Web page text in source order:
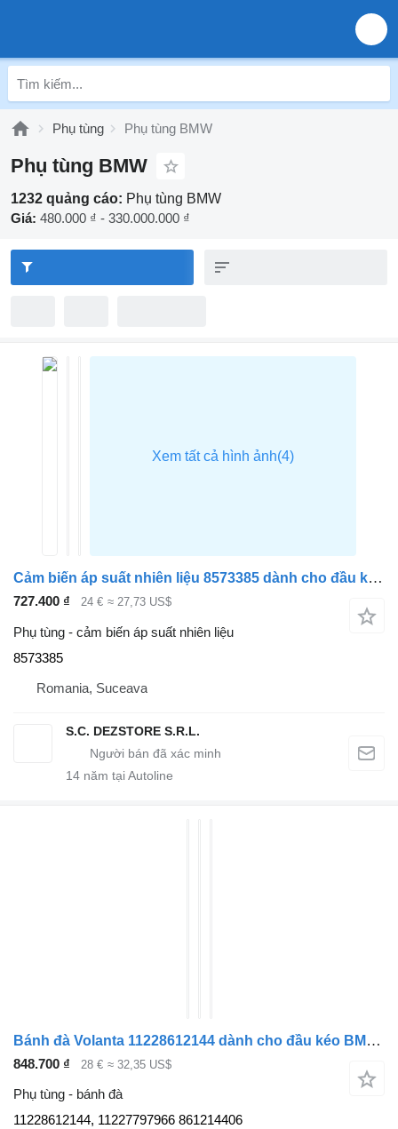
Phụ tùng Phụ tùng BMW
Phụ tùng BMW
1232 quảng cáo: Phụ tùng BMW
Giá: 480.000 ₫ - 330.000.000 ₫
Cảm biến áp suất nhiên liệu 8573385 dành cho đầu kéo BMW X3
727.400 ₫ 24 € ≈ 27,73 US$
Phụ tùng - cảm biến áp suất nhiên liệu
8573385
Romania, Suceava
S.C. DEZSTORE S.R.L.
14 năm tại Autoline
Bánh đà Volanta 11228612144 dành cho đầu kéo BMW X3
848.700 ₫ 28 € ≈ 32,35 US$
Phụ tùng - bánh đà
11228612144, 11227797966 861214406